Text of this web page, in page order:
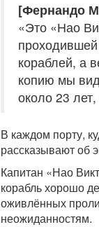
[Фернандо
«Это «Нао
кораблей, а
копию мы
около 23
В каждом порту,
рассказывают об
Капитан «Нао
корабль хорошо
оживлённых
неожиданностям.